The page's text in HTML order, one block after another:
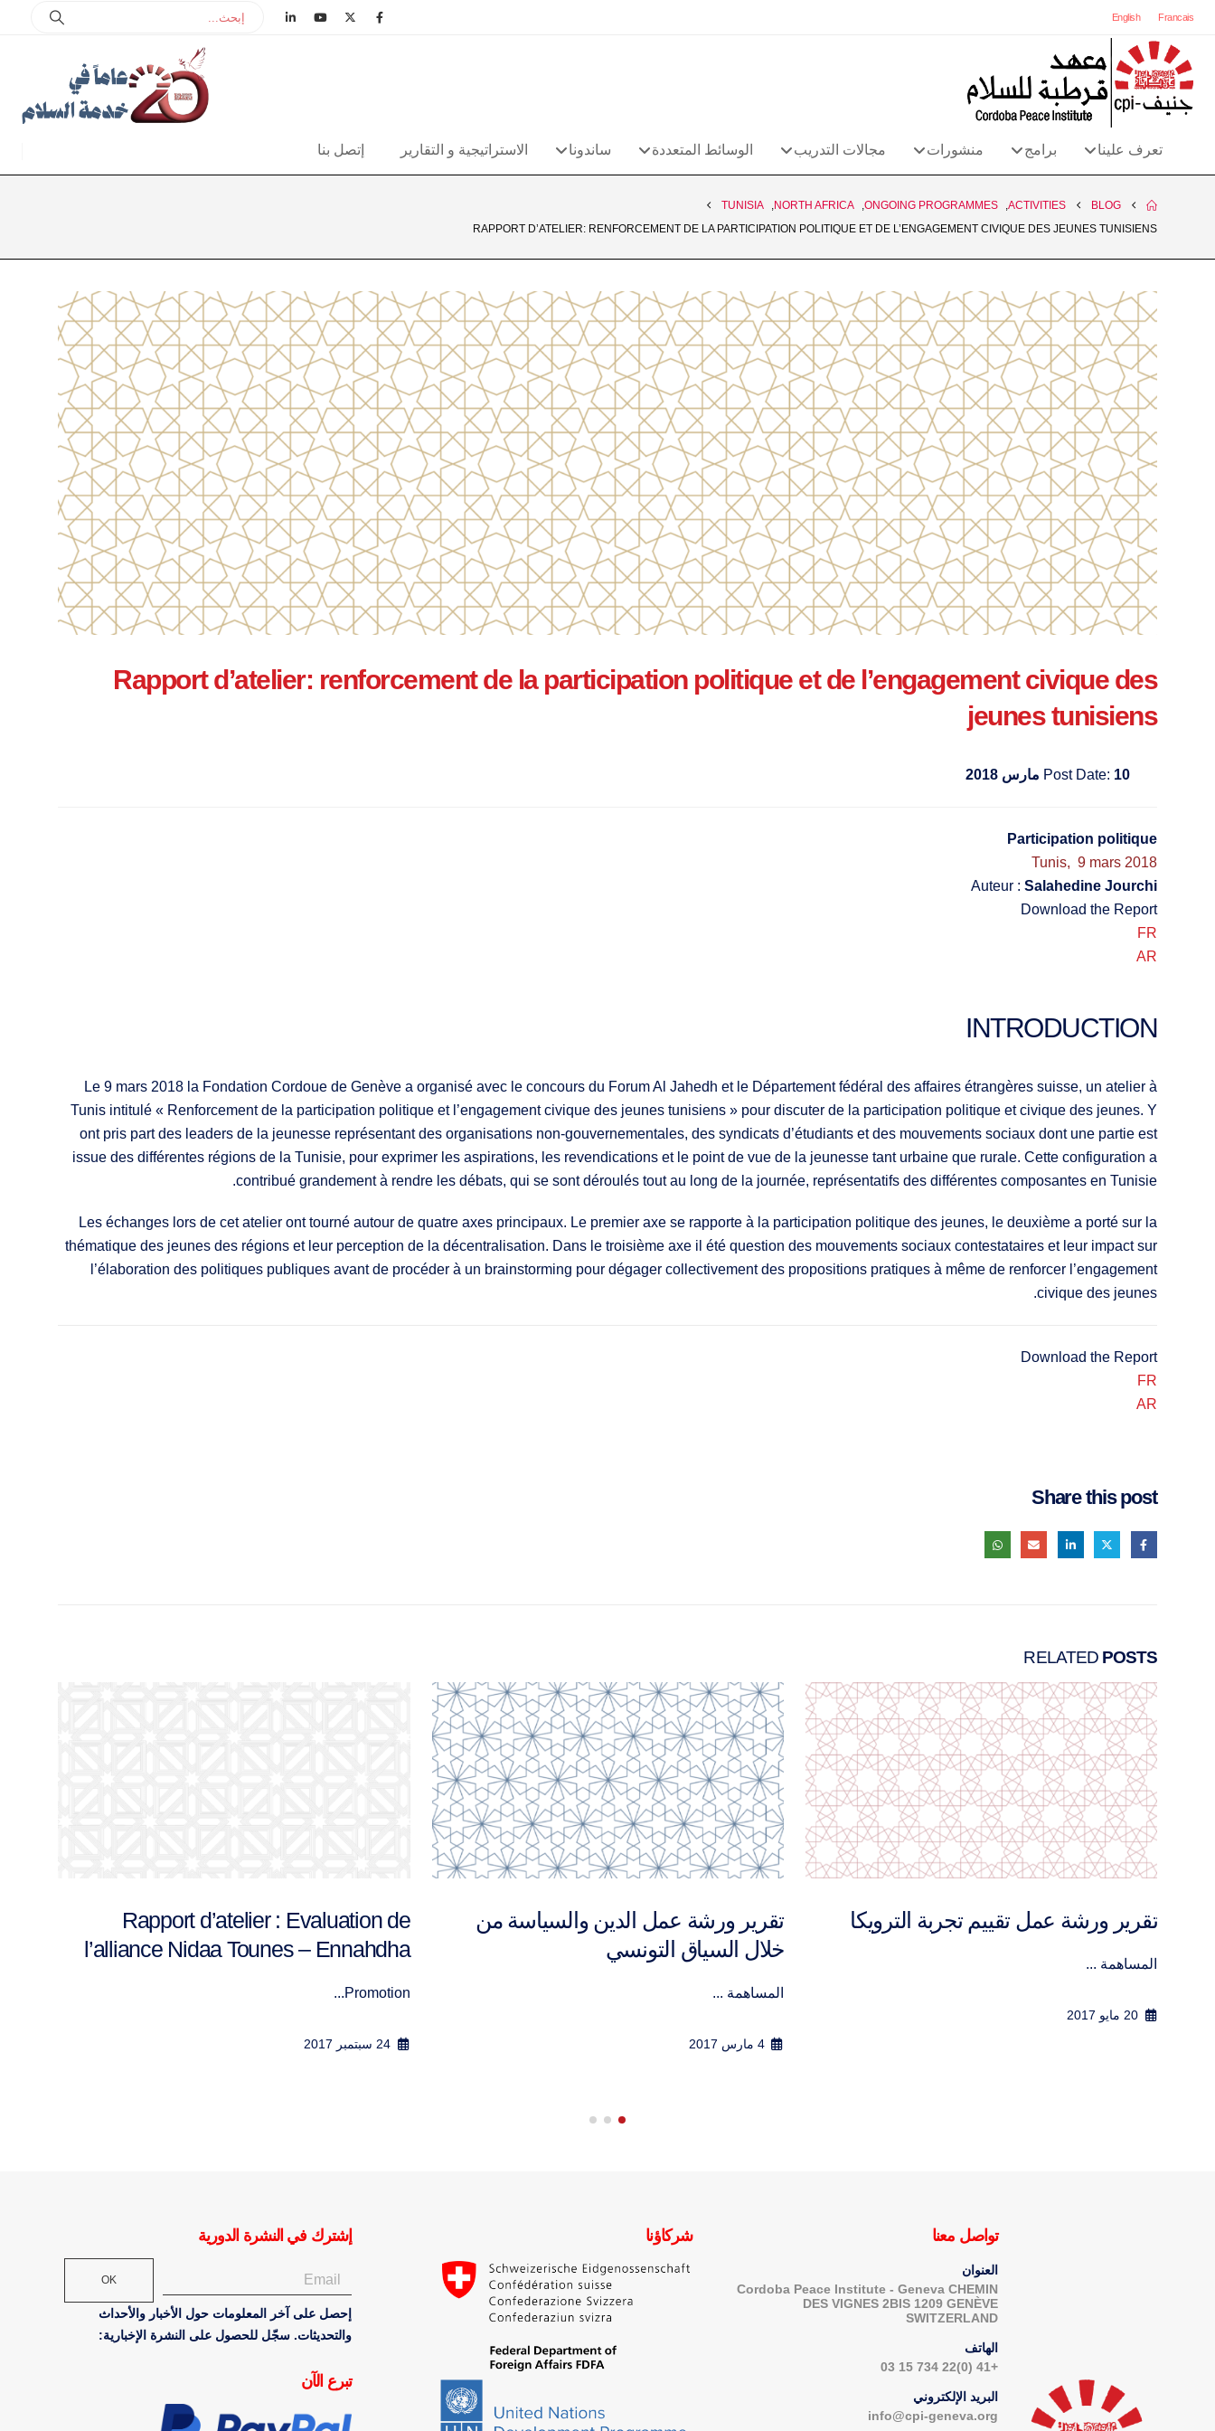
Francais
English
تعرف علينا برامج منشورات مجالات التدريب الوسائط المتعددة ساندونا الاستراتيجية و التقارير إتصل بنا
BLOG
ACTIVITIES
ONGOING PROGRAMMES
NORTH AFRICA
TUNISIA
RAPPORT D’ATELIER: RENFORCEMENT DE LA PARTICIPATION POLITIQUE ET DE L’ENGAGEMENT CIVIQUE DES JEUNES TUNISIENS
Rapport d’atelier: renforcement de la participation politique et de l’engagement civique des
jeunes tunisiens
Post Date: 10 مارس 2018
Participation politique
Tunis, 9 mars 2018
Auteur : Salahedine Jourchi
Download the Report
FR
AR
INTRODUCTION
Le 9 mars 2018 la Fondation Cordoue de Genève a organisé avec le concours du Forum Al Jahedh et le Département fédéral des affaires étrangères suisse, un atelier à
Tunis intitulé « Renforcement de la participation politique et l’engagement civique des jeunes tunisiens » pour discuter de la participation politique et civique des jeunes. Y
ont pris part des leaders de la jeunesse représentant des organisations non-gouvernementales, des syndicats d’étudiants et des mouvements sociaux dont une partie est
issue des différentes régions de la Tunisie, pour exprimer les aspirations, les revendications et le point de vue de la jeunesse tant urbaine que rurale. Cette configuration a
contribué grandement à rendre les débats, qui se sont déroulés tout au long de la journée, représentatifs des différentes composantes en Tunisie.
Les échanges lors de cet atelier ont tourné autour de quatre axes principaux. Le premier axe se rapporte à la participation politique des jeunes, le deuxième a porté sur la
thématique des jeunes des régions et leur perception de la décentralisation. Dans le troisième axe il été question des mouvements sociaux contestataires et leur impact sur
l’élaboration des politiques publiques avant de procéder à un brainstorming pour dégager collectivement des propositions pratiques à même de renforcer l’engagement
civique des jeunes.
Download the Report
FR
AR
Share this post
RELATED POSTS
تقرير ورشة عمل الدين والسياسة من
Rapport d’atelier : Evaluation de
l’alliance Nidaa Tounes – Ennahdha
Promotion...
24 سبتمبر 2017
Rapport d’atelier : Evaluation de
l’expérience de la Troïka
Promotion...
20 مايو 2017
تواصل معنا
العنوان
Cordoba Peace Institute - Geneva CHEMIN
DES VIGNES 2BIS 1209 GENÈVE
SWITZERLAND
الهاتف
+41 (0)22 734 15 03
البريد الإلكتروني
info@cpi-geneva.org
شركاؤنا إشترك في النشرة الدورية
OK
إحصل على آخر المعلومات حول الأخبار والأحداث
والتحديثات. سجّل للحصول على النشرة الإخبارية:
تبرع الآن